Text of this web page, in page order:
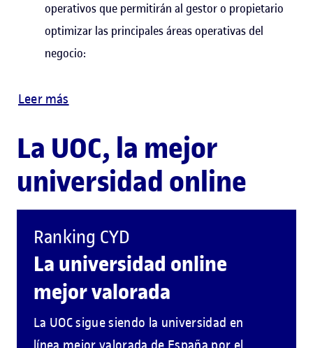
operativos que permitirán al gestor o propietario
optimizar las principales áreas operativas del
negocio:
Leer más
La UOC, la mejor
universidad online
Ranking CYD
La universidad online
mejor valorada
La UOC sigue siendo la universidad en